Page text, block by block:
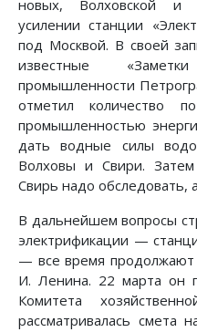
новых, Волховской и
усилении станции
под Москвой. В своей
известные
промышленности
отметил количество
промышленностью
дать водные силы
Волховы и Свири.
Свирь надо обследовать,
В дальнейшем вопросы
электрификации —
— все время продолжают
И. Ленина. 22 марта он
Комитета
рассматривалась смета